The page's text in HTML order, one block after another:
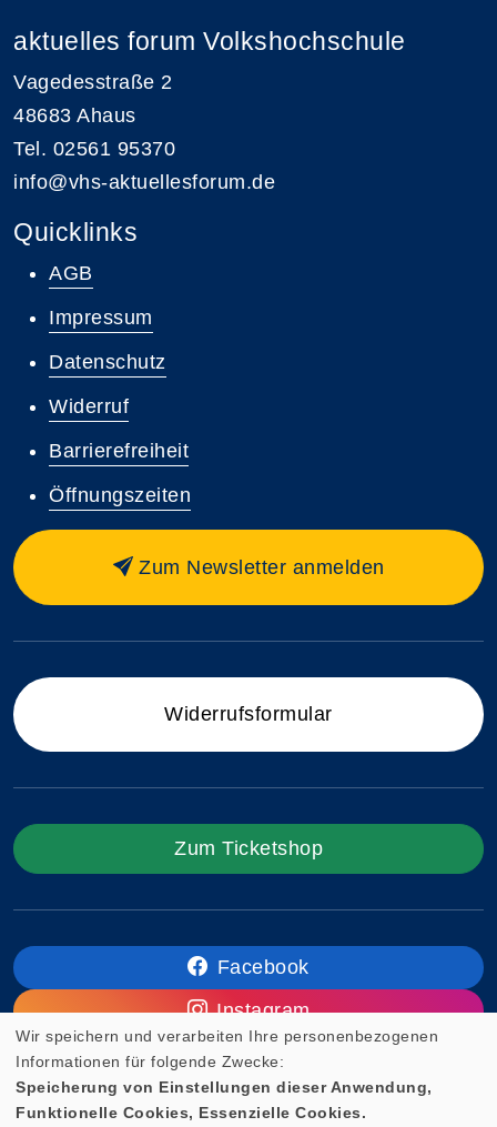
aktuelles forum Volkshochschule
Vagedesstraße 2
48683 Ahaus
Tel. 02561 95370
info@vhs-aktuellesforum.de
Quicklinks
AGB
Impressum
Datenschutz
Widerruf
Barrierefreiheit
Öffnungszeiten
Zum Newsletter anmelden
Widerrufsformular
Zum Ticketshop
Facebook
Instagram
Cookie Einstellungen
Wir speichern und verarbeiten Ihre personenbezogenen
Informationen für folgende Zwecke:
Speicherung von Einstellungen dieser Anwendung,
Funktionelle Cookies, Essenzielle Cookies.